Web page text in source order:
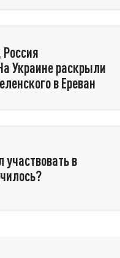
Украине раскрыли
в Ереван
в